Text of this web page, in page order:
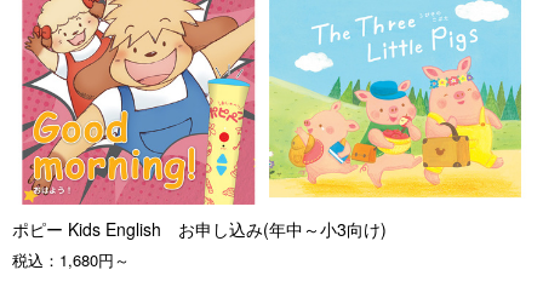
ポピー Kids English お申し込み(年中～小3向け)
税込： 1,680円～